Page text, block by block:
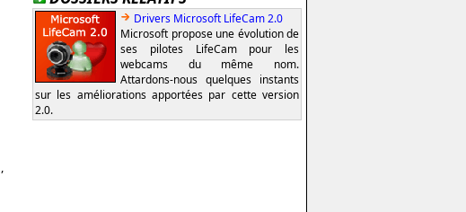
Drivers Microsoft LifeCam 2.0
Microsoft propose une évolution de
ses pilotes LifeCam pour les
webcams du même nom.
Attardons-nous quelques instants
sur les améliorations apportées par cette version
2.0.